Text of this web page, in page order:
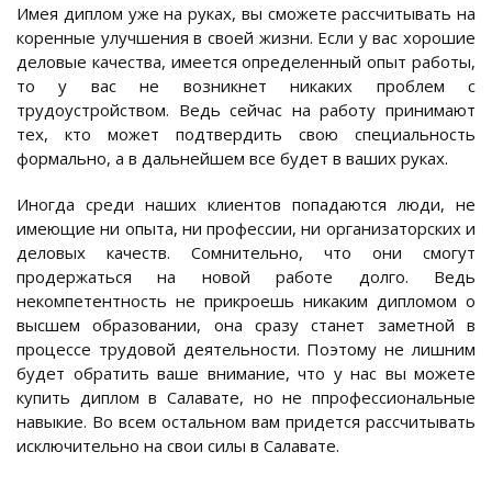
Имея диплом уже на руках, вы сможете рассчитывать на
коренные улучшения в своей жизни. Если у вас хорошие
деловые качества, имеется определенный опыт работы,
то у вас не возникнет никаких проблем с
трудоустройством. Ведь сейчас на работу принимают
тех, кто может подтвердить свою специальность
формально, а в дальнейшем все будет в ваших руках.
Иногда среди наших клиентов попадаются люди, не
имеющие ни опыта, ни профессии, ни организаторских и
деловых качеств. Сомнительно, что они смогут
продержаться на новой работе долго. Ведь
некомпетентность не прикроешь никаким дипломом о
высшем образовании, она сразу станет заметной в
процессе трудовой деятельности. Поэтому не лишним
будет обратить ваше внимание, что у нас вы можете
купить диплом в Салавате, но не ппрофессиональные
навыкие. Во всем остальном вам придется рассчитывать
исключительно на свои силы в Салавате.